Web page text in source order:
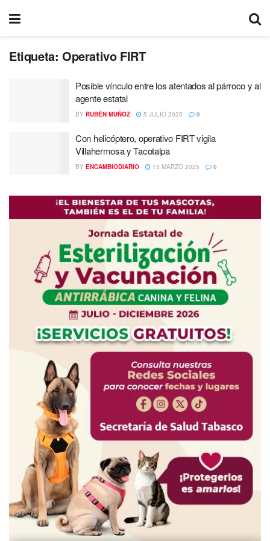
Etiqueta: Operativo FIRT
Posible vínculo entre los atentados al párroco y al
agente estatal
BY RUBÉN MUÑOZ 5 JULIO 2025 0
Con helicóptero, operativo FIRT vigila
Villahermosa y Tacotalpa
BY ENCAMBIODIARIO 15 MARZO 2025 0